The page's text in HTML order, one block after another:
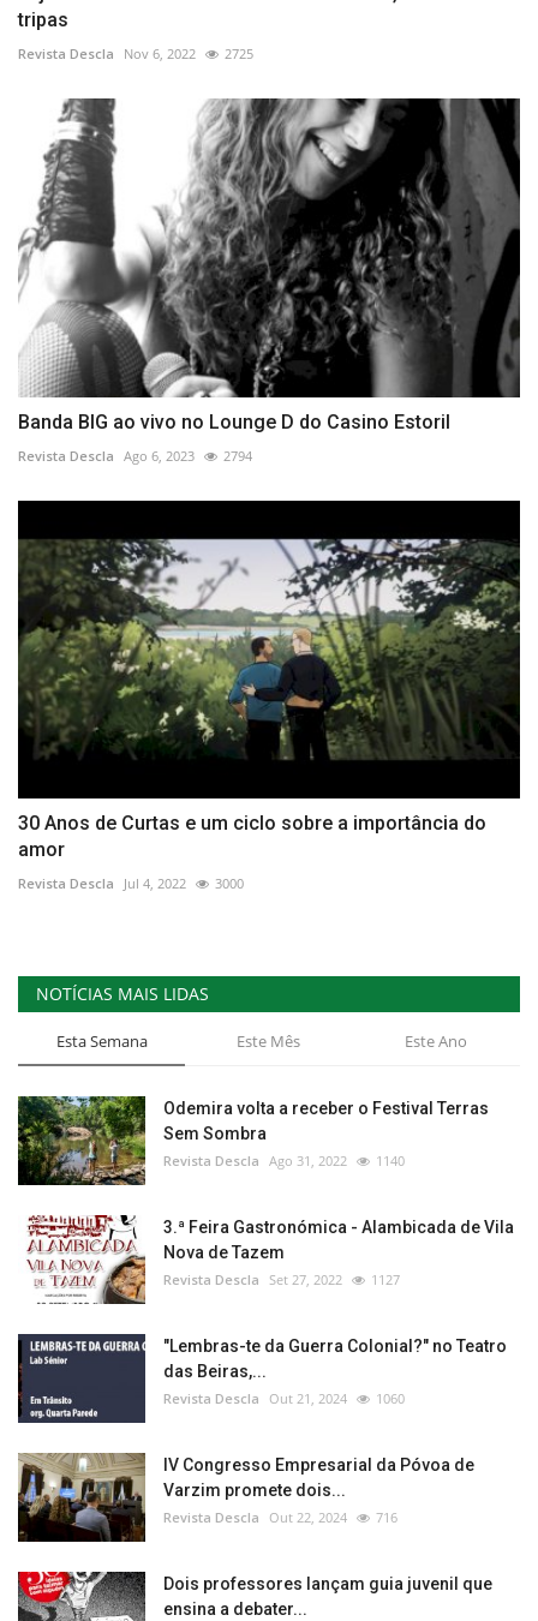
tripas
Revista Descla Nov 6, 2022 2725
Banda BIG ao vivo no Lounge D do Casino Estoril
Revista Descla Ago 6, 2023 2794
30 Anos de Curtas e um ciclo sobre a importância do
amor
Revista Descla Jul 4, 2022 3000
NOTÍCIAS MAIS LIDAS
Esta Semana Este Mês Este Ano
Odemira volta a receber o Festival Terras
Sem Sombra
Revista Descla Ago 31, 2022 1140
3.ª Feira Gastronómica - Alambicada de Vila
Nova de Tazem
Revista Descla Set 27, 2022 1127
"Lembras-te da Guerra Colonial?" no Teatro
das Beiras,...
Revista Descla Out 21, 2024 1060
IV Congresso Empresarial da Póvoa de
Varzim promete dois...
Revista Descla Out 22, 2024 716
Dois professores lançam guia juvenil que
ensina a debater...